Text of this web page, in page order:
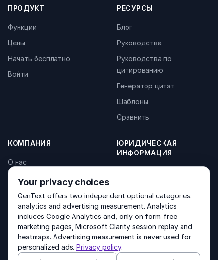
ПРОДУКТ
Функции
Цены
Начать бесплатно
Войти
РЕСУРСЫ
Блог
Руководства
Руководства по
цитированию
Генератор цитат
Шаблоны
Сравнить
КОМПАНИЯ
О нас
Контакты
Продукты
ЮРИДИЧЕСКАЯ
ИНФОРМАЦИЯ
Terms of Service
Other products by GenText Group:LexDraft· MentalNote
Your privacy choices
GenText offers two independent optional categories:
analytics and advertising measurement. Analytics
includes Google Analytics and, only on form-free
marketing pages, Microsoft Clarity session replay and
heatmaps. Advertising measurement is never used for
personalized ads. Privacy policy.